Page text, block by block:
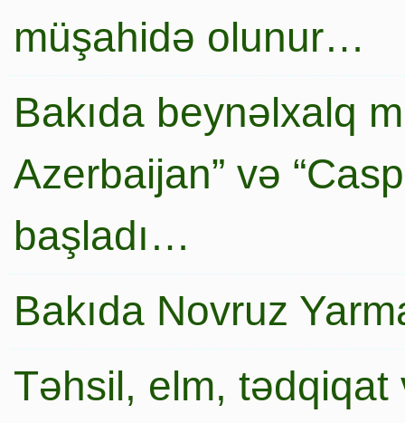
müşahidə olunur…
Bakıda beynəlxalq
Azerbaijan” və
başladı…
Bakıda Novruz
Təhsil, elm,